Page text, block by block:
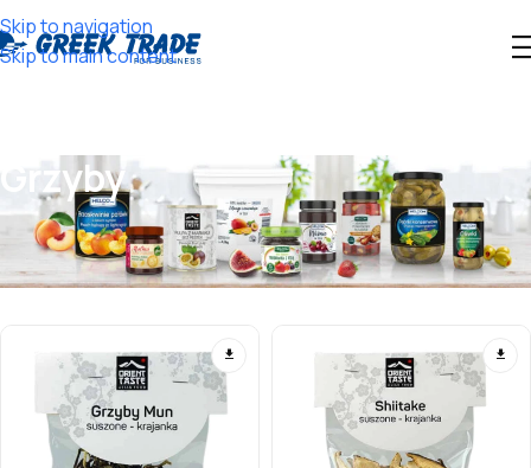
Skip to navigation
Skip to main content
Grzyby
Wyświetlanie wszystkich wyników: 8
Show sidebar